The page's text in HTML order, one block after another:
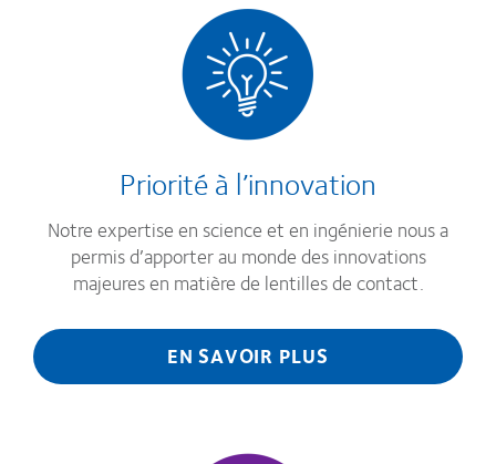
Priorité à l’innovation
Notre expertise en science et en ingénierie nous a
permis d’apporter au monde des innovations
majeures en matière de lentilles de contact.
EN SAVOIR PLUS